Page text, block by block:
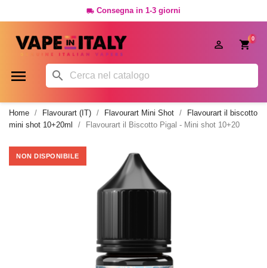
 Consegna in 1-3 giorni
0

 
Home Flavourart (IT) Flavourart Mini Shot
Flavourart il biscotto
mini shot 10+20ml
Flavourart il Biscotto Pigal - Mini shot 10+20
NON DISPONIBILE